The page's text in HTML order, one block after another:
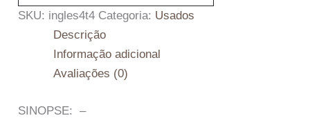
SKU: ingles4t4 Categoria: Usados
Descrição
Informação adicional
Avaliações (0)
SINOPSE: –